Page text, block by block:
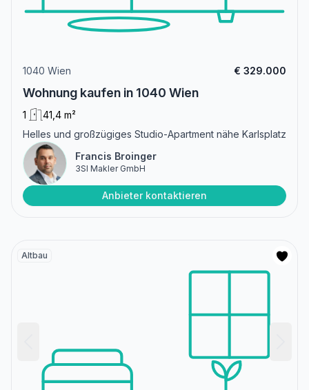
1040 Wien € 329.000
Wohnung kaufen in 1040 Wien
1
41,4 m²
Helles und großzügiges Studio-Apartment nähe Karlsplatz
Francis Broinger
3SI Makler GmbH
Anbieter kontaktieren
Altbau